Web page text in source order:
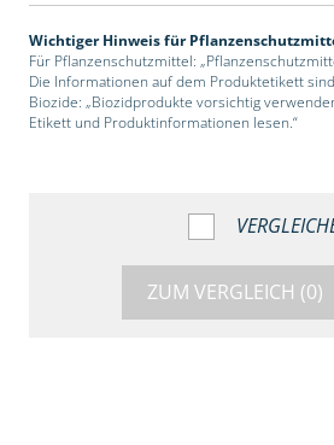
Wichtiger Hinweis für
Für Pflanzenschutzmittel:
Die Informationen auf dem Produktetikett
Biozide: „Biozidprodukte vorsichtig
Etikett und Produktinformationen lesen.“
ZUM VERGLEICH (0)